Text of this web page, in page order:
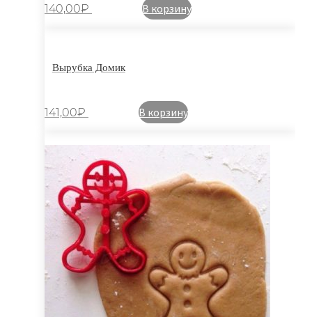
140,00₽ В корзину
Вырубка Домик
141,00₽ В корзину